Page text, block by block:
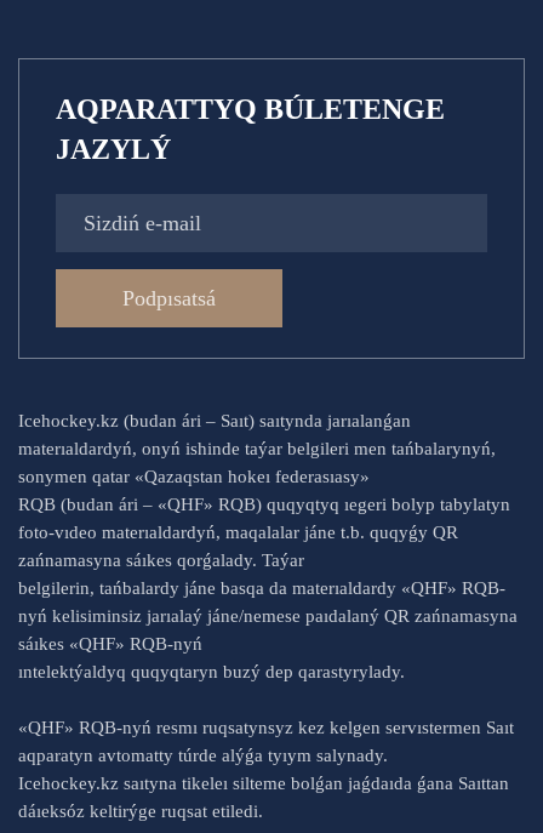
AQPARATTYQ BÚLETENGE
JAZYLÝ
Podpısatsá
Icehockey.kz (budan ári – Saıt) saıtynda jarıalanǵan
materıaldardyń, onyń ishinde taýar belgileri men tańbalarynyń,
sonymen qatar «Qazaqstan hokeı federasıasy»
RQB (budan ári – «QHF» RQB) quqyqtyq ıegeri bolyp tabylatyn
foto-vıdeo materıaldardyń, maqalalar jáne t.b. quqyǵy QR
zańnamasyna sáıkes qorǵalady. Taýar
belgilerin, tańbalardy jáne basqa da materıaldardy «QHF» RQB-
nyń kelisiminsiz jarıalaý jáne/nemese paıdalaný QR zańnamasyna
sáıkes «QHF» RQB-nyń
ıntelektýaldyq quqyqtaryn buzý dep qarastyrylady.
«QHF» RQB-nyń resmı ruqsatynsyz kez kelgen servıstermen Saıt
aqparatyn avtomatty túrde alýǵa tyıym salynady.
Icehockey.kz saıtyna tikeleı silteme bolǵan jaǵdaıda ǵana Saıttan
dáıeksóz keltirýge ruqsat etiledi.